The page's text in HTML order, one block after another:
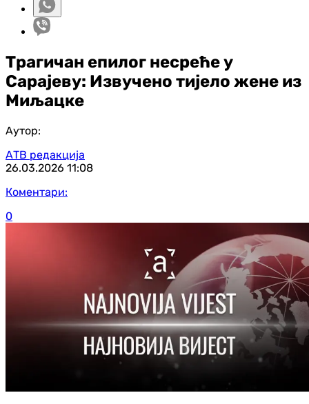
Трагичан епилог несреће у
Сарајеву: Извучено тијело жене из
Миљацке
Аутор:
АТВ редакција
26.03.2026 11:08
Коментари:
0